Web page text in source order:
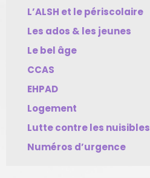
L’ALSH et le périscolaire
Les ados & les jeunes
Le bel âge
CCAS
EHPAD
Logement
Lutte contre les nuisibles
Numéros d’urgence